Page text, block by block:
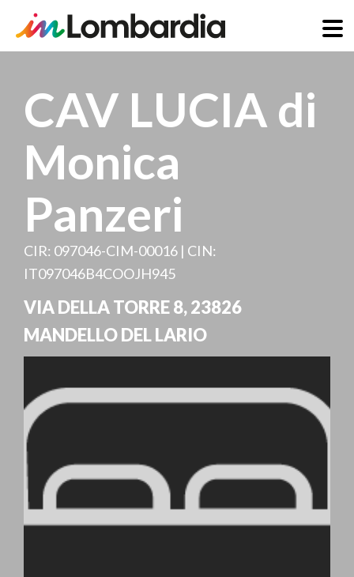
main
content
CAV LUCIA di
Monica
Panzeri
CIR: 097046-CIM-00016 | CIN:
IT097046B4COOJH945
VIA DELLA TORRE 8,23826
MANDELLO DEL LARIO